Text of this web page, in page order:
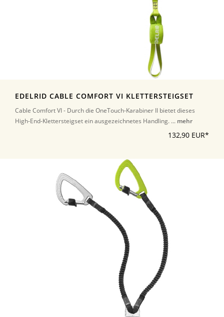
EDELRID CABLE COMFORT VI KLETTERSTEIGSET
Cable Comfort VI - Durch die OneTouch-Karabiner II bietet dieses
High-End-Klettersteigset ein ausgezeichnetes Handling. ... mehr
132,90 EUR*